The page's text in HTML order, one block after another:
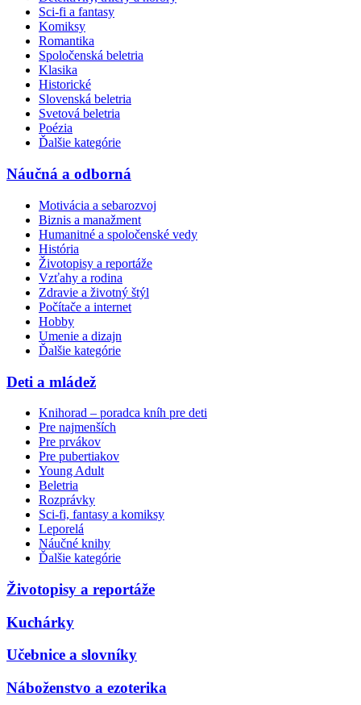
Sci-fi a fantasy
Komiksy
Romantika
Spoločenská beletria
Klasika
Historické
Slovenská beletria
Svetová beletria
Poézia
Ďalšie kategórie
Náučná a odborná
Motivácia a sebarozvoj
Biznis a manažment
Humanitné a spoločenské vedy
História
Životopisy a reportáže
Vzťahy a rodina
Zdravie a životný štýl
Počítače a internet
Hobby
Umenie a dizajn
Ďalšie kategórie
Deti a mládež
Knihorad – poradca kníh pre deti
Pre najmenších
Pre prvákov
Pre pubertiakov
Young Adult
Beletria
Rozprávky
Sci-fi, fantasy a komiksy
Leporelá
Náučné knihy
Ďalšie kategórie
Životopisy a reportáže
Kuchárky
Učebnice a slovníky
Náboženstvo a ezoterika